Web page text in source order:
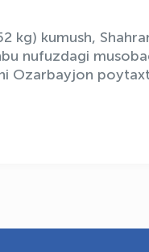
kg) kumush,
nufuzdagi
Ozarbayjon